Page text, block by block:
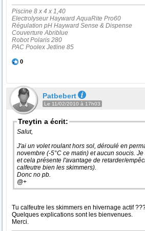
Piscine 8 x 4 x 1,40
Electrolyseur Hayward AquaRite Pro60
Régulation pH Hayward Sense & Dispense
Couverture Abriblue
Robot Polaris 280
PAC Poolex Jetline 85
0
Patbebert
Le 11/02/2010 à 17h03
Treytin a écrit:
Salut,
J'ai un volet roulant hors sol, déroulé en
novembre (-5°C ce matin) et aucun soucis.
et cela présente l'avantage de retarder/
calfeutre bien les skimmers).
Donc no pb.
@+
Tu calfeutre les skimmers en hivernage actif
Quelques explications sont les bienvenues.
Merci.